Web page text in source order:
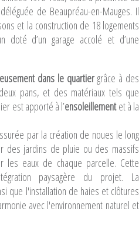
de Beaupréau-en-Mauges. Il
et la construction de 18 logements
doté d’un garage accolé et d’une
dans le quartiergrâce à des
pans, et des matériaux tels que
est apporté à l’ensoleillementet à la
par la création de noues le long
des jardins de pluie ou des massifs
les eaux de chaque parcelle. Cette
paysagère du projet. La
que l'installation de haies et clôtures
avec l'environnement naturel et